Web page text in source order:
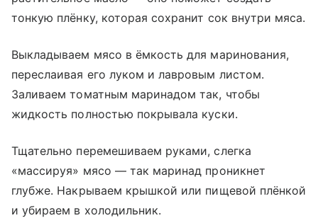
тонкую плёнку, которая сохранит сок внутри мяса.
Выкладываем мясо в ёмкость для маринования,
переслаивая его луком и лавровым листом.
Заливаем томатным маринадом так, чтобы
жидкость полностью покрывала куски.
Тщательно перемешиваем руками, слегка
«массируя» мясо — так маринад проникнет
глубже. Накрываем крышкой или пищевой плёнкой
и убираем в холодильник.